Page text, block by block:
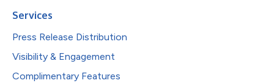
Services
Press Release Distribution
Visibility & Engagement
Complimentary Features